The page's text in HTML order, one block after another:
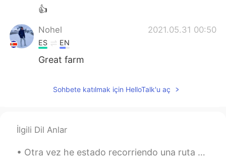
👍
Nohel 2021.05.31 00:50
ES EN
Great farm
Sohbete katılmak için HelloTalk'u aç
İlgili Dil Anlar
Otra vez he estado recorriendo una ruta de larga distancia en Escocia. Esta se llama “the Affric ...